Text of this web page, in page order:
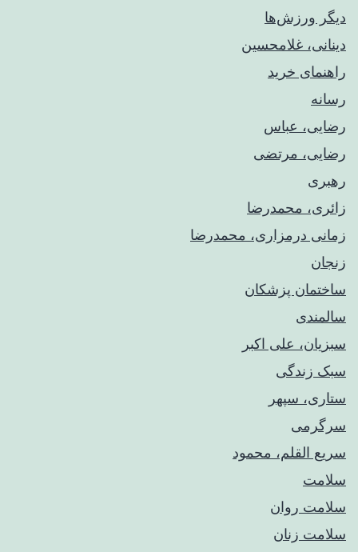
دیگر ورزش‌ها
دینانی، غلامحسین
راهنمای خريد
رسانه
رضایی، عباس
رضایی، مرتضی
رهبری
زائری، محمدرضا
زمانی درمزاری، محمدرضا
زنجان
ساختمان پزشکان
سالمندی
سبزیان، علی اکبر
سبک زندگی
ستاری، سپهر
سرگرمی
سریع القلم، محمود
سلامت
سلامت روان
سلامت زنان